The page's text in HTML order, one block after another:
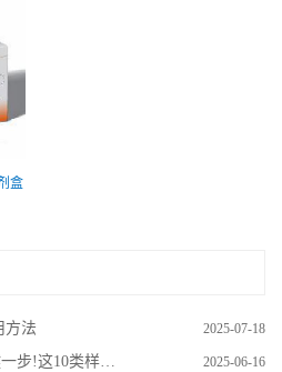
盒
方法 2025-07-18
样品要如何处理? 2025-06-16